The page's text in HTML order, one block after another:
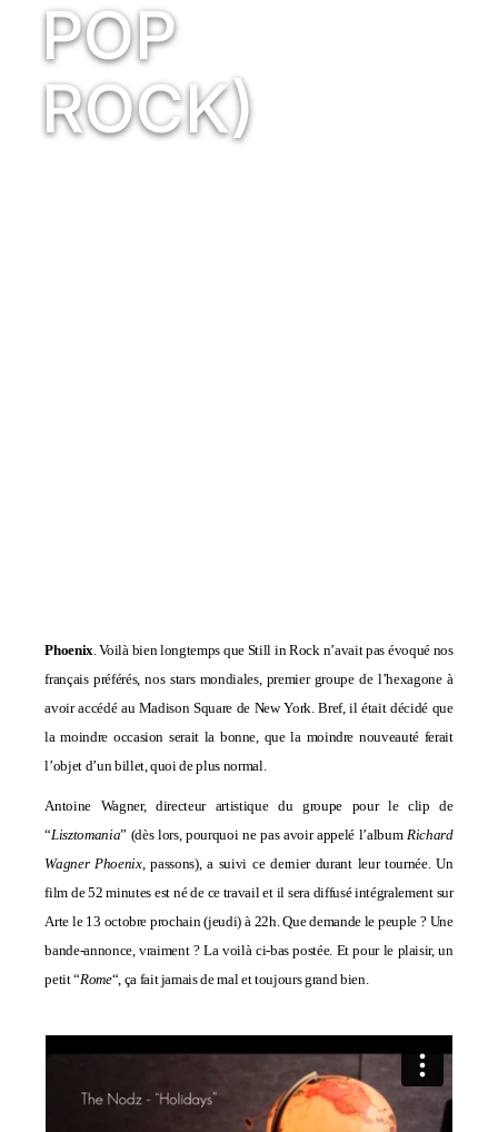
POP
ROCK)
Phoenix. Voilà bien longtemps que Still in Rock n’avait pas évoqué nos
français préférés, nos stars mondiales, premier groupe de l’hexagone à
avoir accédé au Madison Square de New York. Bref, il était décidé que
la moindre occasion serait la bonne, que la moindre nouveauté ferait
l’objet d’un billet, quoi de plus normal.
Antoine Wagner, directeur artistique du groupe pour le clip de
“Lisztomania” (dès lors, pourquoi ne pas avoir appelé l’albumRichard
Wagner Phoenix, passons), a suivi ce dernier durant leur tournée. Un
film de 52 minutes est né de ce travail et il sera diffusé intégralement sur
Arte le 13 octobre prochain (jeudi) à 22h. Que demande le peuple ? Une
bande-annonce, vraiment ? La voilà ci-bas postée. Et pour le plaisir, un
petit “Rome“, ça fait jamais de mal et toujours grand bien.